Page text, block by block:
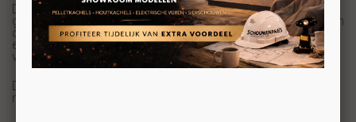
Deze houtkachel van Charlton & Jenrick is uitermate
geschikt voor in uw tent, caravan, zomer- of tuinhuis. Een
combinatie van een warm haardvuur en het gemak van
een kookplaat. Deze kookkachel heeft een grote ruit,
waardoor het vuurspel goed zichtbaar is.
Daarnaast is het een milieuvriendelijke kachel met een
rendement van 86%.